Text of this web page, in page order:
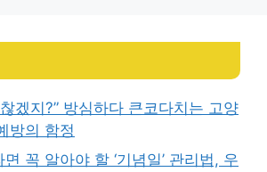
겠지?” 방심하다 큰코다치는 고양
방의 함정
꼭 알아야 할 ‘기념일’ 관리법, 우